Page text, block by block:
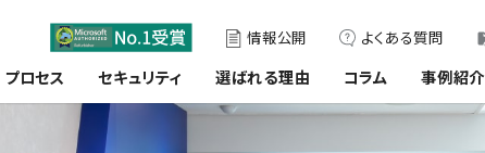
情報公開 よくある質問
プロセス セキュリティ 選ばれる理由 コラム 事例紹介